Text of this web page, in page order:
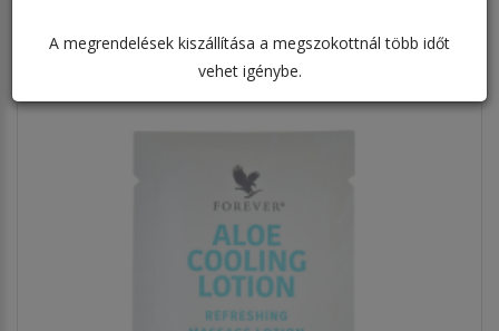
A megrendelések kiszállítása a megszokottnál több időt
vehet igénybe.